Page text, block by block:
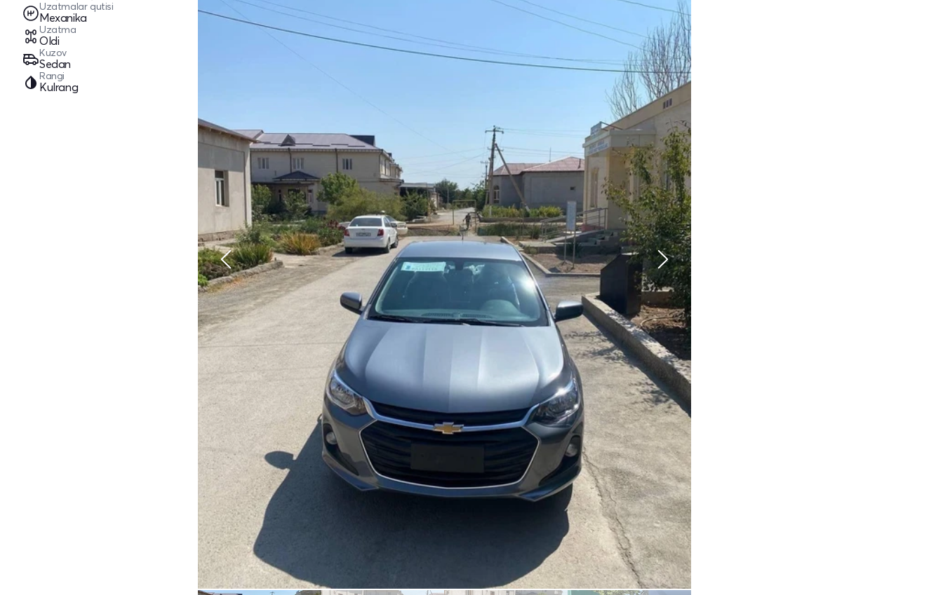
Uzatmalar qutisi
Mexanika
Uzatma
Oldi
Kuzov
Sedan
Rangi
Kulrang